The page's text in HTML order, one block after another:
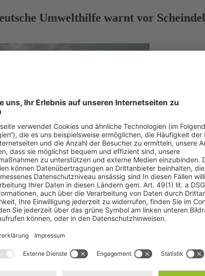
Umwelthilfe warnt vor